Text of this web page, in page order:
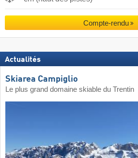
Compte-rendu
Actualités
Skiarea Campiglio
Le plus grand domaine skiable du Trentin